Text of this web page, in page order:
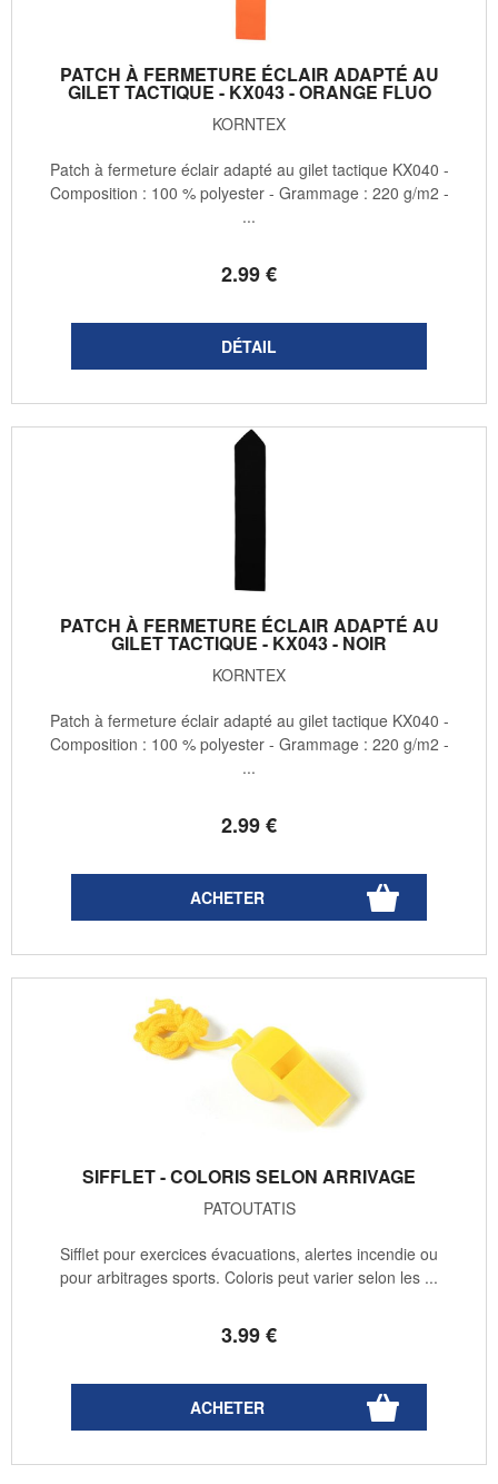
PATCH À FERMETURE ÉCLAIR ADAPTÉ AU
GILET TACTIQUE - KX043 - ORANGE FLUO
KORNTEX
2.99€
Patch à fermeture éclair adapté au gilet tactique KX040 -
Composition : 100 % polyester - Grammage : 220 g/m2 -
...
PATCH À FERMETURE ÉCLAIR ADAPTÉ AU
GILET TACTIQUE - KX043 - NOIR
KORNTEX
2.99€
Patch à fermeture éclair adapté au gilet tactique KX040 -
Composition : 100 % polyester - Grammage : 220 g/m2 -
...
SIFFLET - COLORIS SELON ARRIVAGE
PATOUTATIS
3.99€
Sifflet pour exercices évacuations, alertes incendie ou
pour arbitrages sports. Coloris peut varier selon les ...